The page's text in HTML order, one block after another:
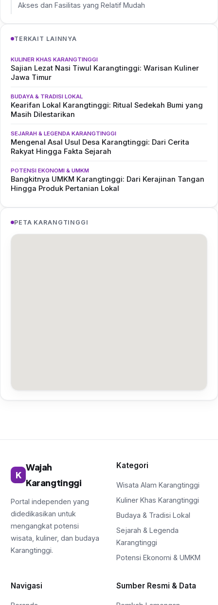
Akses dan Fasilitas yang Relatif Mudah
TERKAIT LAINNYA
KULINER KHAS KARANGTINGGI
Sajian Lezat Nasi Tiwul Karangtinggi: Warisan Kuliner
Jawa Timur
BUDAYA & TRADISI LOKAL
Kearifan Lokal Karangtinggi: Ritual Sedekah Bumi yang
Masih Dilestarikan
SEJARAH & LEGENDA KARANGTINGGI
Mengenal Asal Usul Desa Karangtinggi: Dari Cerita
Rakyat Hingga Fakta Sejarah
POTENSI EKONOMI & UMKM
Bangkitnya UMKM Karangtinggi: Dari Kerajinan Tangan
Hingga Produk Pertanian Lokal
PETA KARANGTINGGI
K
Wajah
Karangtinggi
Portal independen yang
didedikasikan untuk
mengangkat potensi
wisata, kuliner, dan budaya
Karangtinggi.
Kategori
Wisata Alam Karangtinggi
Kuliner Khas Karangtinggi
Budaya & Tradisi Lokal
Sejarah & Legenda
Karangtinggi
Potensi Ekonomi & UMKM
Navigasi Sumber Resmi & Data